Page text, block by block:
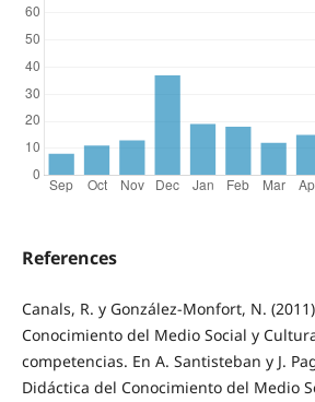
References
Canals, R. y González-Monfort, N.
Conocimiento del Medio Social y
competencias. En A. Santisteban y J.
Didáctica del Conocimiento del Medio